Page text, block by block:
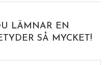
LÄMNAR EN
SÅ MYCKET!